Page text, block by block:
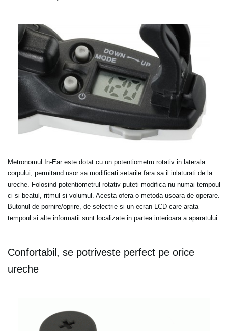
Metronomul In-Ear este dotat cu un potentiometru rotativ in laterala
corpului, permitand usor sa modificati setarile fara sa il inlaturati de la
ureche. Folosind potentiometrul rotativ puteti modifica nu numai tempoul
ci si beatul, ritmul si volumul. Acesta ofera o metoda usoara de operare.
Butonul de pornire/oprire, de selectrie si un ecran LCD care arata
tempoul si alte informatii sunt localizate in partea interioara a aparatului.
Confortabil, se potriveste perfect pe orice
ureche